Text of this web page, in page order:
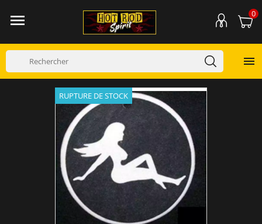
 0

RUPTURE DE STOCK